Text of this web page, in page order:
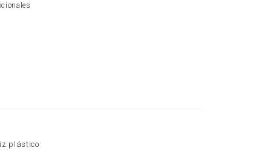
plástico